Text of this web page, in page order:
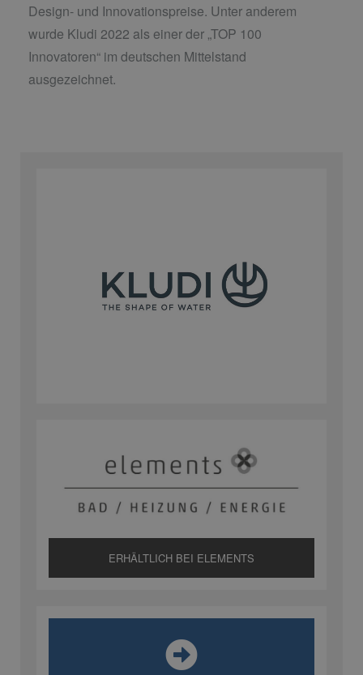
Design- und Innovationspreise. Unter anderem
wurde Kludi 2022 als einer der „TOP 100
Innovatoren“ im deutschen Mittelstand
ausgezeichnet.
ERHÄLTLICH BEI ELEMENTS